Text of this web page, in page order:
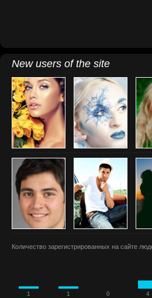
New users of the site
Количество зарегистрированных на сайте
1
1
0
4